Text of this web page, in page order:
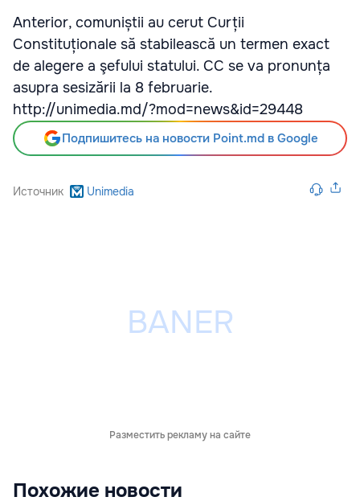
Anterior, comuniștii au cerut Curții
Constituționale să stabilească un termen exact
de alegere a şefului statului. CC se va pronunța
asupra sesizării la 8 februarie.
http://unimedia.md/?mod=news&id=29448
Подпишитесь на новости Point.md в Google
Источник Unimedia
Разместить рекламу на сайте
Похожие новости